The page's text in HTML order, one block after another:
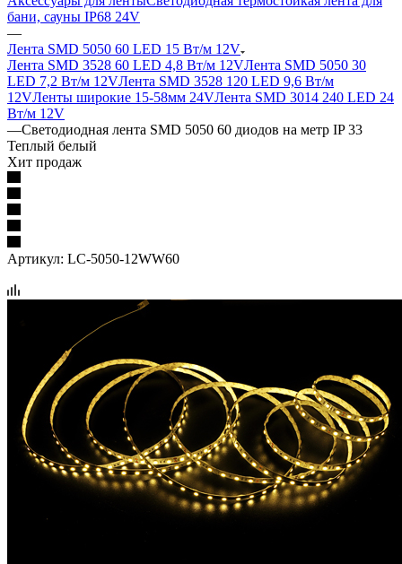
бани, сауны IP68 24V
—
Лента SMD 5050 60 LED 15 Вт/м 12V
Лента SMD 3528 60 LED 4,8 Вт/м 12VЛента SMD 5050 30
LED 7,2 Вт/м 12VЛента SMD 3528 120 LED 9,6 Вт/м
12VЛенты широкие 15-58мм 24VЛента SMD 3014 240 LED 24
Вт/м 12V
—Светодиодная лента SMD 5050 60 диодов на метр IP 33
Теплый белый
Хит продаж
Артикул: LC-5050-12WW60